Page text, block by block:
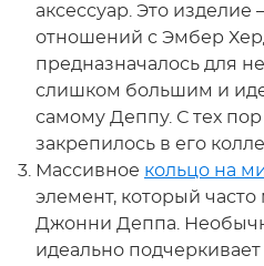
аксессуар. Это
отношений с Эмбер
предназначалось для
слишком большим и
самому Деппу. С тех
закрепилось в его
Массивное кольцо на
элемент, который
Джонни Деппа.
идеально подчеркивает